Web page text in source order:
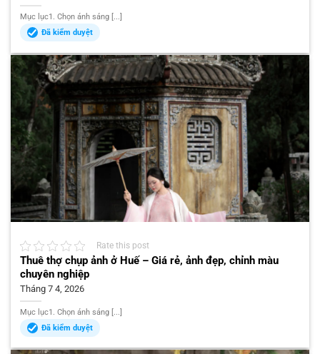
Mục lục1. Chọn ánh sáng [...]
Đã kiểm duyệt
Rate this post
Thuê thợ chụp ảnh ở Huế – Giá rẻ, ảnh đẹp, chỉnh màu
chuyên nghiệp
Tháng 7 4, 2026
Mục lục1. Chọn ánh sáng [...]
Đã kiểm duyệt